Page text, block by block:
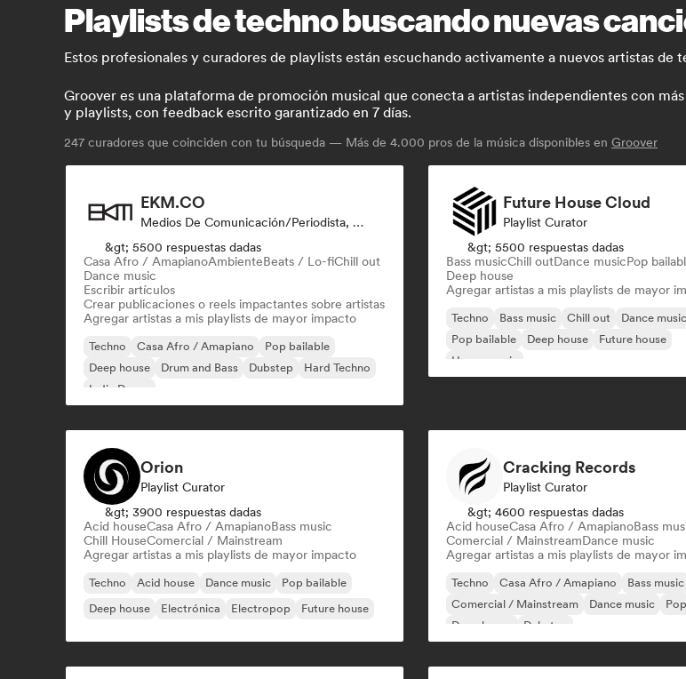
Playlists de techno buscando nuevas
Estos profesionales y curadores de playlists están escuchando activamente a nuevos artistas
Groover es una plataforma de promoción musical que conecta a artistas independientes con
y playlists, con feedback escrito garantizado en 7 días.
247 curadores que coinciden con tu búsqueda — Más de 4.000 pros de la música disponibles en Groover
EKM.CO
Medios De Comunicación/Periodista, Playlist Curator
&gt; 5500 respuestas dadas
Casa Afro / AmapianoAmbienteBeats / Lo-fiChill out
Dance music
Escribir artículos
Crear publicaciones o reels impactantes sobre artistas
Agregar artistas a mis playlists de mayor impacto
Techno Casa Afro / Amapiano
Pop bailable
Deep house
Drum and Bass Dubstep
Hard Techno
Indie Dance
Future House Cloud
Playlist Curator
&gt; 5500 respuestas dadas
Bass musicChill outDance musicPop
Deep house
Agregar artistas a mis playlists de mayor
Techno Bass music Chill out
Dance music
Pop bailable
Deep house
Future house
House music
Orion
Playlist Curator
&gt; 3900 respuestas dadas
Acid houseCasa Afro / AmapianoBass music
Chill HouseComercial / Mainstream
Agregar artistas a mis playlists de mayor impacto
Techno Acid house Dance music
Pop bailable
Deep house
Electrónica Electropop Future house
Cracking Records
Playlist Curator
&gt; 4600 respuestas dadas
Acid houseCasa Afro / AmapianoBass
Comercial / MainstreamDance music
Agregar artistas a mis playlists de mayor
Techno Casa Afro / Amapiano
Bass music
Comercial / Mainstream
Dance music
Deep house
Dubstep